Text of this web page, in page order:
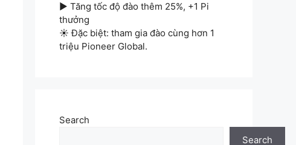
▶ Tăng tốc độ đào thêm 25%, +1 Pi
thưởng
☀ Đặc biệt: tham gia đào cùng hơn 1
triệu Pioneer Global.
Search
Search